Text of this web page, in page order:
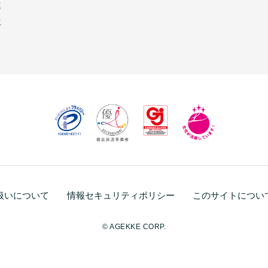
いについて 情報セキュリティポリシー このサイトについ
© AGEKKE CORP.